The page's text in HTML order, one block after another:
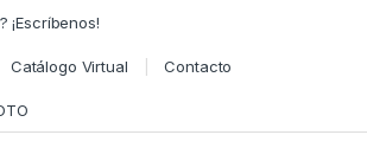
¡Escríbenos!
Catálogo Virtual Contacto